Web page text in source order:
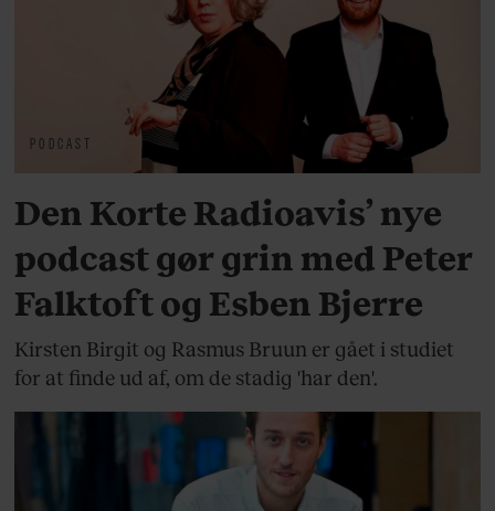
PODCAST
Den Korte Radioavis’ nye
podcast gør grin med Peter
Falktoft og Esben Bjerre
Kirsten Birgit og Rasmus Bruun er gået i studiet
for at finde ud af, om de stadig 'har den'.